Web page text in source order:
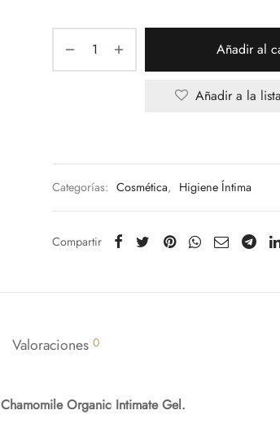
Añadir al
Añadir a la
Categorías: Cosmética, Higiene Íntima
Compartir
Valoraciones 0
Chamomile Organic Intimate Gel.